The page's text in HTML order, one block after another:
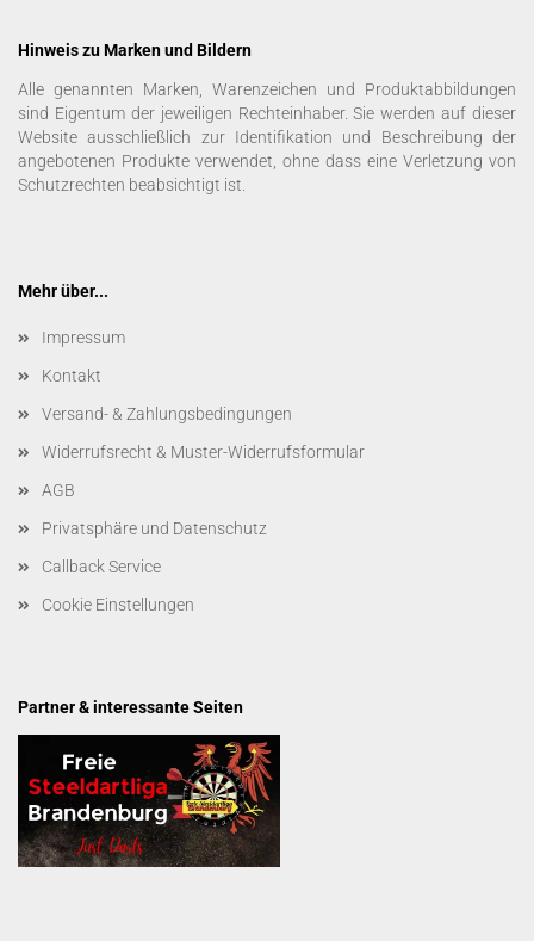
Hinweis zu Marken und Bildern
Alle genannten Marken, Warenzeichen und Produktabbildungen
sind Eigentum der jeweiligen Rechteinhaber. Sie werden auf dieser
Website ausschließlich zur Identifikation und Beschreibung der
angebotenen Produkte verwendet, ohne dass eine Verletzung von
Schutzrechten beabsichtigt ist.
Mehr über...
Impressum
Kontakt
Versand- & Zahlungsbedingungen
Widerrufsrecht & Muster-Widerrufsformular
AGB
Privatsphäre und Datenschutz
Callback Service
Cookie Einstellungen
Partner & interessante Seiten